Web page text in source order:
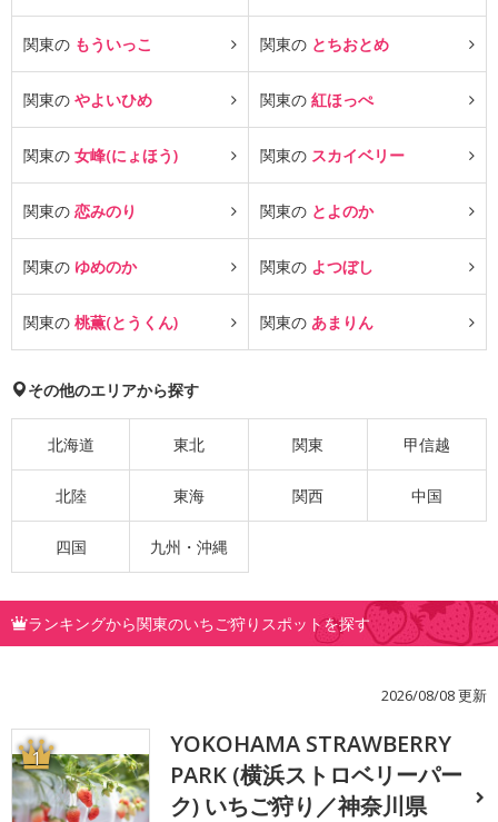
関東の もういっこ 関東の とちおとめ
関東の やよいひめ 関東の 紅ほっぺ
関東の 女峰(にょほう) 関東の スカイベリー
関東の 恋みのり 関東の とよのか
関東の ゆめのか 関東の よつぼし
関東の 桃薫(とうくん) 関東の あまりん
その他のエリアから探す
北海道 東北 関東 甲信越
北陸 東海 関西 中国
四国 九州・沖縄
ランキングから関東のいちご狩りスポットを探す
2026/08/08 更新
1
YOKOHAMA STRAWBERRY
PARK (横浜ストロベリーパー
ク) いちご狩り／神奈川県